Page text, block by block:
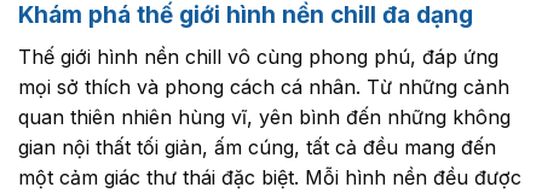
Khám phá thế giới hình nền chill đa dạng
Thế giới hình nền chill vô cùng phong phú, đáp ứng
mọi sở thích và phong cách cá nhân. Từ những cảnh
quan thiên nhiên hùng vĩ, yên bình đến những không
gian nội thất tối giản, ấm cúng, tất cả đều mang đến
một cảm giác thư thái đặc biệt. Mỗi hình nền đều được